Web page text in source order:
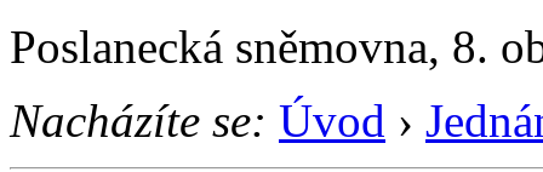
Poslanecká sněmovna, 8.
Nacházíte se: Úvod ›